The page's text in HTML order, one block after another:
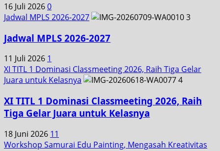
16 Juli 20260
Jadwal MPLS 2026-2027
3
Jadwal MPLS 2026-2027
11 Juli 2026 1
XI TITL 1 Dominasi Classmeeting 2026, Raih Tiga Gelar
Juara untuk Kelasnya
4
XI TITL 1 Dominasi Classmeeting 2026, Raih
Tiga Gelar Juara untuk Kelasnya
18 Juni 2026 11
Workshop Samurai Edu Painting, Mengasah Kreativitas